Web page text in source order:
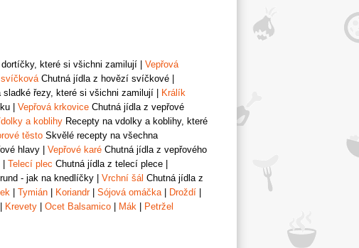
dortíčky, které si všichni zamilují
Vepřová
Chutná jídla z hovězí svíčkové
sladké řezy, které si všichni zamilují
Králík
Vepřová krkovice Chutná jídla z vepřové
a koblihy Recepty na vdolky a koblihy, které
těsto Skvělé recepty na všechna
hlavy Vepřové karé Chutná jídla z vepřového
Telecí plec Chutná jídla z telecí plece
- jak na knedlíčky Vrchní šál Chutná jídla z
Tymián Koriandr| Sójová omáčka| Droždí
Krevety Ocet Balsamico Mák
Petržel